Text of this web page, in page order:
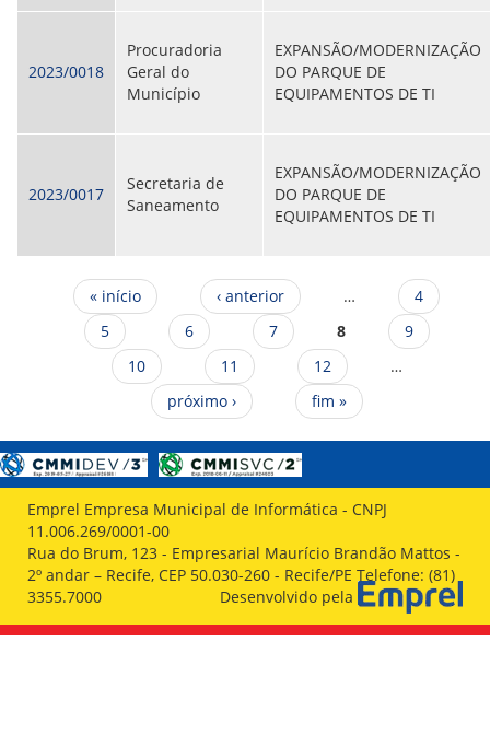
2023/0018
Procuradoria
Geral do
Município
EXPANSÃO/MODERNIZAÇÃO
DO PARQUE DE
EQUIPAMENTOS DE TI
2023/0017
Secretaria de
Saneamento
EXPANSÃO/MODERNIZAÇÃO
DO PARQUE DE
EQUIPAMENTOS DE TI
Páginas
« início ‹ anterior …
4
5
6 7 8
9
10
11 12
…
próximo ›
fim »
Emprel Empresa Municipal de Informática - CNPJ
11.006.269/0001-00
Rua do Brum, 123 - Empresarial Maurício Brandão Mattos -
2º andar – Recife, CEP 50.030-260 - Recife/PE Telefone: (81)
3355.7000
Desenvolvido pela